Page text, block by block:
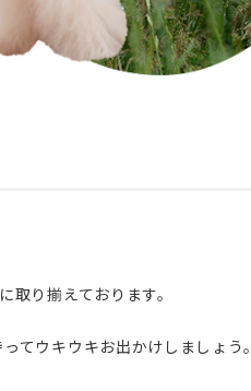
り揃えております。
てウキウキお出かけしましょう。